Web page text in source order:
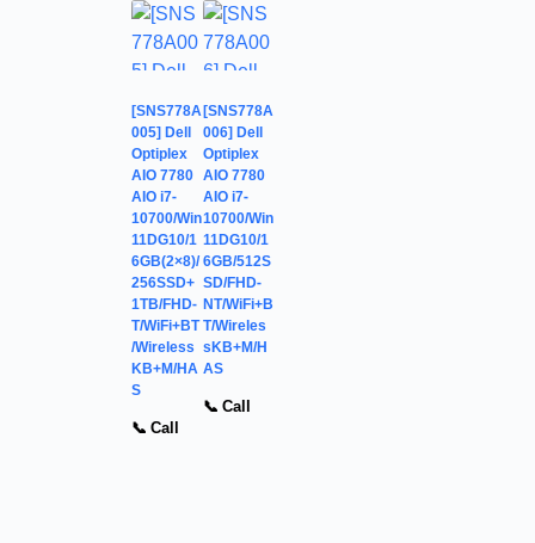
[SNS778A
005] Dell
Optiplex
AIO 7780
AIO i7-
10700/Win
11DG10/1
6GB(2×8)/
256SSD+
1TB/FHD-
T/WiFi+BT
/Wireless
KB+M/HA
S
📞 Call
[SNS778A
006] Dell
Optiplex
AIO 7780
AIO i7-
10700/Win
11DG10/1
6GB/512S
SD/FHD-
NT/WiFi+B
T/Wireles
sKB+M/H
AS
📞 Call